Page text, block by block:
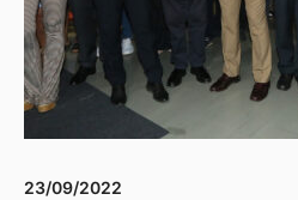
23/09/2022